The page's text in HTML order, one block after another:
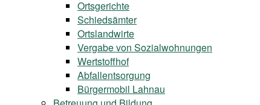
Ortsgerichte
Schiedsämter
Ortslandwirte
Vergabe von Sozialwohnungen
Wertstoffhof
Abfallentsorgung
Bürgermobil Lahnau